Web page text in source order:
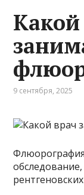
9 сентября, 2025